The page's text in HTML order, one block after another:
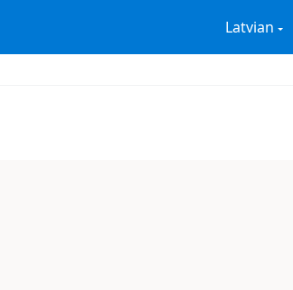
Latvian